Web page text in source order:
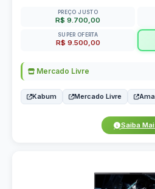
PREÇO JUSTO
R$ 9.700,00
SUPER OFERTA
R$ 9.500,00
Mercado Livre
Kabum Mercado Livre
Saiba